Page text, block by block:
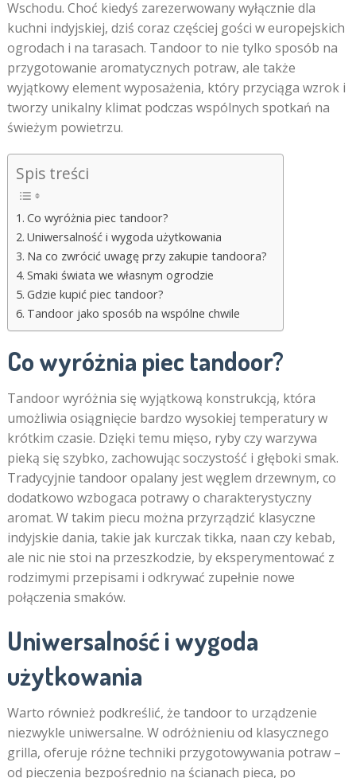
Wschodu. Choć kiedyś zarezerwowany wyłącznie dla
kuchni indyjskiej, dziś coraz częściej gości w europejskich
ogrodach i na tarasach. Tandoor to nie tylko sposób na
przygotowanie aromatycznych potraw, ale także
wyjątkowy element wyposażenia, który przyciąga wzrok i
tworzy unikalny klimat podczas wspólnych spotkań na
świeżym powietrzu.
Spis treści
Co wyróżnia piec tandoor?
Uniwersalność i wygoda użytkowania
Na co zwrócić uwagę przy zakupie tandoora?
Smaki świata we własnym ogrodzie
Gdzie kupić piec tandoor?
Tandoor jako sposób na wspólne chwile
Co wyróżnia piec tandoor?
Tandoor wyróżnia się wyjątkową konstrukcją, która
umożliwia osiągnięcie bardzo wysokiej temperatury w
krótkim czasie. Dzięki temu mięso, ryby czy warzywa
pieką się szybko, zachowując soczystość i głęboki smak.
Tradycyjnie tandoor opalany jest węglem drzewnym, co
dodatkowo wzbogaca potrawy o charakterystyczny
aromat. W takim piecu można przyrządzić klasyczne
indyjskie dania, takie jak kurczak tikka, naan czy kebab,
ale nic nie stoi na przeszkodzie, by eksperymentować z
rodzimymi przepisami i odkrywać zupełnie nowe
połączenia smaków.
Uniwersalność i wygoda
użytkowania
Warto również podkreślić, że tandoor to urządzenie
niezwykle uniwersalne. W odróżnieniu od klasycznego
grilla, oferuje różne techniki przygotowywania potraw –
od pieczenia bezpośrednio na ścianach pieca, po